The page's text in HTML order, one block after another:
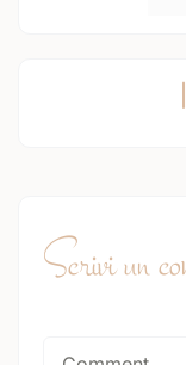
Scrivi un